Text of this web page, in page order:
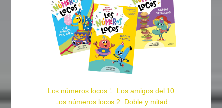
Los números locos 1: Los amigos del 10
Los números locos 2: Doble y mitad